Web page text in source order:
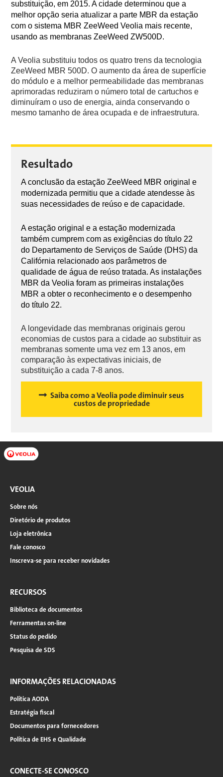
substituição, em 2015. A cidade determinou que a
melhor opção seria atualizar a parte MBR da estação
com o sistema MBR ZeeWeed Veolia mais recente,
usando as membranas ZeeWeed ZW500D.
A Veolia substituiu todos os quatro trens da tecnologia
ZeeWeed MBR 500D. O aumento da área de superfície
do módulo e a melhor permeabilidade das membranas
aprimoradas reduziram o número total de cartuchos e
diminuíram o uso de energia, ainda conservando o
mesmo tamanho de área ocupada e de infraestrutura.
Resultado
A conclusão da estação ZeeWeed MBR original e
modernizada permitiu que a cidade atendesse às
suas necessidades de reúso e de capacidade.
A estação original e a estação modernizada
também cumprem com as exigências do título 22
do Departamento de Serviços de Saúde (DHS) da
Califórnia relacionado aos parâmetros de
qualidade de água de reúso tratada. As instalações
MBR da Veolia foram as primeiras instalações
MBR a obter o reconhecimento e o desempenho
do título 22.
A longevidade das membranas originais gerou
economias de custos para a cidade ao substituir as
membranas somente uma vez em 13 anos, em
comparação às expectativas iniciais, de
substituição a cada 7-8 anos.
Saiba como a Veolia pode diminuir seus
custos de propriedade
VEOLIA
Sobre nós
Diretório de produtos
Loja eletrônica
Fale conosco
Inscreva-se para receber novidades
RECURSOS
Biblioteca de documentos
Ferramentas on-line
Status do pedido
Pesquisa de SDS
INFORMAÇÕES RELACIONADAS
Política AODA
Estratégia fiscal
Documentos para fornecedores
Política de EHS e Qualidade
CONECTE-SE CONOSCO